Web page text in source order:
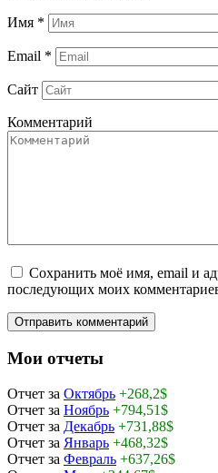
Имя *
Email *
Сайт
Комментарий
Сохранить моё имя, email и
последующих моих
Мои отчеты
Отчет за Октябрь +268,2$
Отчет за Ноябрь +794,51$
Отчет за Декабрь +731,88$
Отчет за Январь +468,32$
Отчет за Февраль +637,26$